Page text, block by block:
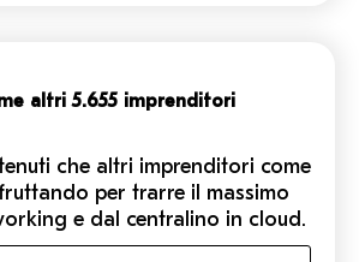
altri 5.655 imprenditori
che altri imprenditori come
per trarre il massimo
e dal centralino in cloud.